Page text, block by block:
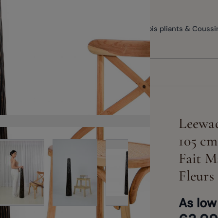
Vases de sol Tapis pliants &
View larger imageView larger image
View larger image
View
105
Fait
Fleurs
As